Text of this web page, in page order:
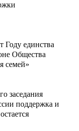
Году единства
Общества
семей»
заседания
поддержка и